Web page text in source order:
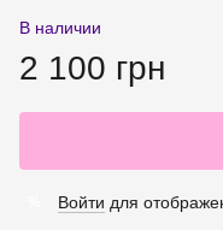
В наличии
2 100 грн
Войти для